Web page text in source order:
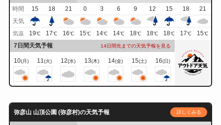
時間
15 18 21 0 3 6 9 12 15 18
21
天気
気温 19℃ 17℃ 16℃ 15℃ 14℃ 14℃ 18℃ 18℃ 18℃ 17℃ 15℃
7日間天気予報 14日間先までの天気予報を見る
10(月) 11(火) 12(水) 13(木) 14(金) 15(土) 16(日)
弥彦山 山頂公園 (弥彦村)の天気予報 詳しくみる